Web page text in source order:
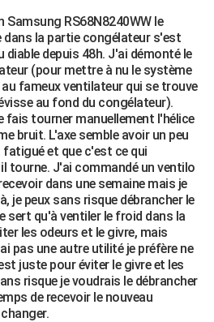
RS68N8240WW le
la partie congélateur s'est
diable depuis 48h. J'ai démonté le
(pour mettre à nu le système
fameux ventilateur qui se trouve
au fond du congélateur).
fais tourner manuellement l'hélice
bruit. L'axe semble avoir un peu
fatigué et que c'est ce qui
tourne. J'ai commandé un ventilo
dans une semaine mais je
je peux sans risque débrancher le
sert qu'à ventiler le froid dans la
les odeurs et le givre, mais
pas une autre utilité je préfère ne
juste pour éviter le givre et les
risque je voudrais le débrancher
de recevoir le nouveau